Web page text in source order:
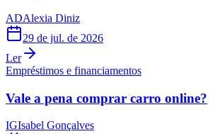
ADAlexia Diniz
29 de jul. de 2026
Ler
Empréstimos e financiamentos
Vale a pena comprar carro online?
IGIsabel Gonçalves